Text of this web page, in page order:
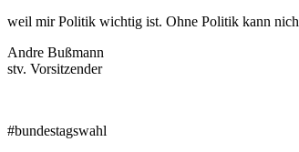
weil mir Politik wichtig ist. Ohne Politik kann
Andre Bußmann
stv. Vorsitzender
#bundestagswahl